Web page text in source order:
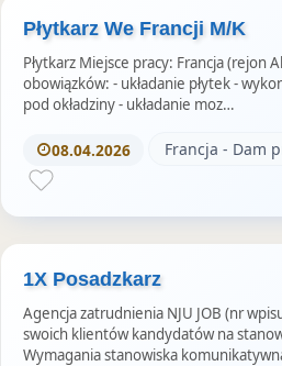
Płytkarz We Francji M/K
Płytkarz Miejsce pracy: Francja (rejon
obowiązków: - układanie płytek -
pod okładziny - układanie moz…
08.04.2026 Francja - Dam
1X Posadzkarz
Agencja zatrudnienia NJU JOB (nr
swoich klientów kandydatów na
Wymagania stanowiska